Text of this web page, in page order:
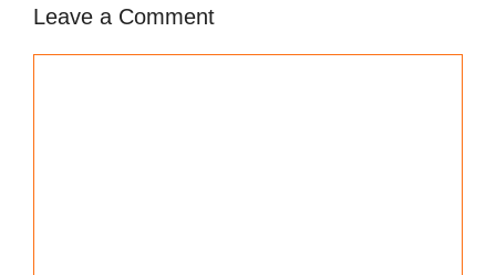
Leave a Comment